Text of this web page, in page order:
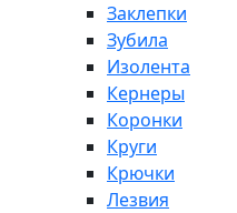
Заклепки
Зубила
Изолента
Кернеры
Коронки
Круги
Крючки
Лезвия